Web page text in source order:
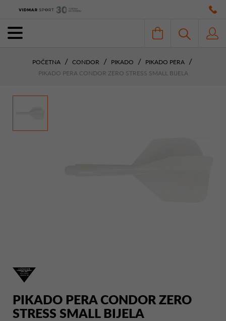
POČETNA CONDOR PIKADO
PIKADO PERA
PIKADO PERA CONDOR ZERO STRESS SMALL BIJELA
PIKADO PERA CONDOR ZERO
STRESS SMALL BIJELA